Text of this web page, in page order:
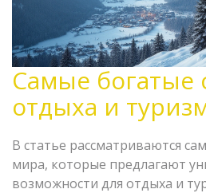
Самые богатые
отдыха и
В статье рассматриваются
мира, которые предлагают
возможности для отдыха и